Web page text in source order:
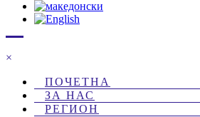
×
ПОЧЕТНА
ЗА НАС
РЕГИОН